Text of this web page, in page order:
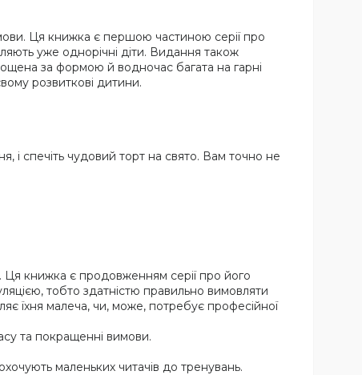
Ця книжка є першою частиною серії про
уже однорічні діти. Видання також
за формою й водночас багата на гарні
розвиткові дитини.
i спечiть чудовий торт на свято. Вам точно не
Ця книжка є продовженням серії про його
тобто здатністю правильно вимовляти
їхня малеча, чи, може, потребує професійної
та покращенні вимови.
маленьких читачів до тренувань.